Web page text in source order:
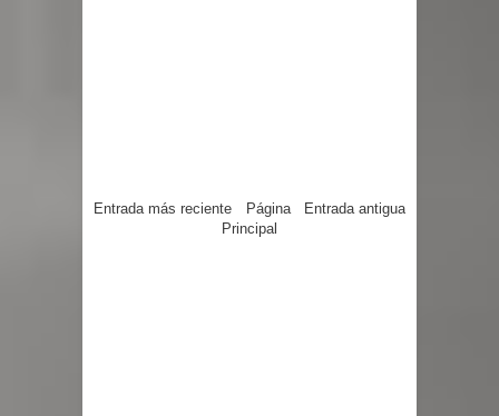
Entrada más reciente Entrada antigua
Página
Principal